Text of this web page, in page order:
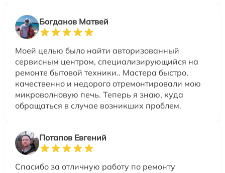
Богданов Матвей
Моей целью было найти авторизованный
сервисным центром, специализирующийся на
ремонте бытовой техники.. Мастера быстро,
качественно и недорого отремонтировали мою
микроволновую печь. Теперь я знаю, куда
обращаться в случае возникших проблем.
Потапов Евгений
Спасибо за отличную работу по ремонту